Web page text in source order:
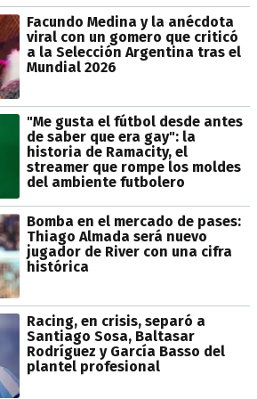
Facundo Medina y la anécdota
viral con un gomero que criticó
a la Selección Argentina tras el
Mundial 2026
"Me gusta el fútbol desde antes
de saber que era gay": la
historia de Ramacity, el
streamer que rompe los moldes
del ambiente futbolero
Bomba en el mercado de pases:
Thiago Almada será nuevo
jugador de River con una cifra
histórica
Racing, en crisis, separó a
Santiago Sosa, Baltasar
Rodríguez y García Basso del
plantel profesional